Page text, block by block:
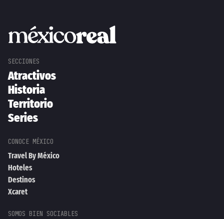
Atractivos
Historia
Territorio
Series
Travel By México
Hoteles
Destinos
Xcaret